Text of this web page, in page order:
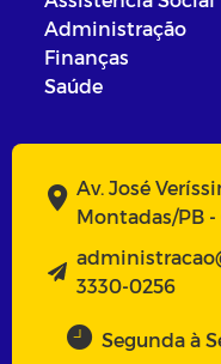
Administração
Finanças
Saúde
Av. José
Montadas/PB -
3330-0256
Segunda à